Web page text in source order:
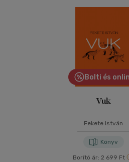
Bolti és
Vuk
Fekete István
Könyv
Borító ár: 2 699 Ft